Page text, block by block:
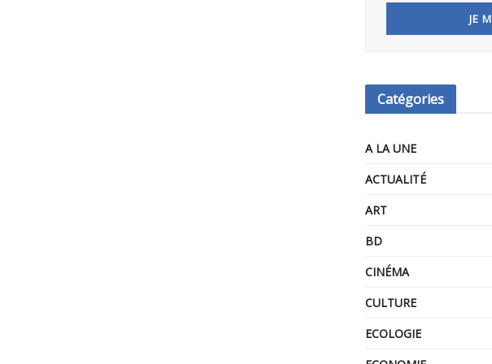
Catégories
A LA UNE
ACTUALITÉ
ART
BD
CINÉMA
CULTURE
ECOLOGIE